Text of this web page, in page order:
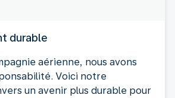
durable
aérienne, nous avons
Voici notre
un avenir plus durable pour